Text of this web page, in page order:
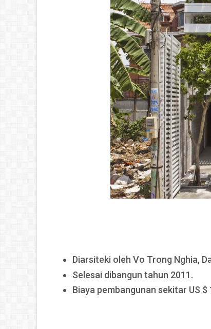
Diarsiteki oleh Vo Trong Nghia,
Selesai dibangun tahun 2011.
Biaya pembangunan sekitar US $